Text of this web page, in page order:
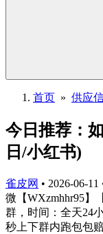
首页 » 供应
今日推荐：
日/小红书)
雀皮网 • 2026-06-11
微【WXzmhhr95】
群，时间：全天24
秒上下群内跑包包